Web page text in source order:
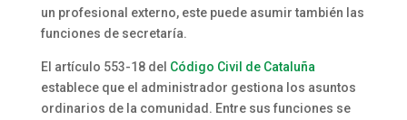
un profesional externo, este puede asumir también las
funciones de secretaría.
El artículo 553-18 del Código Civil de Cataluña
establece que el administrador gestiona los asuntos
ordinarios de la comunidad. Entre sus funciones se